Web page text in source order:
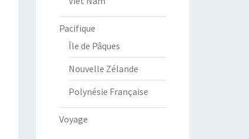
Pacifique
Île de Pâques
Nouvelle Zélande
Polynésie Française
Voyage